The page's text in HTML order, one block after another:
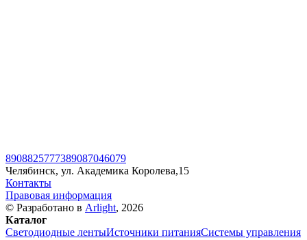
8908825777389087046079
Челябинск, ул. Академика Королева,15
Контакты
Правовая информация
© Разработано в Arlight, 2026
Каталог
Светодиодные лентыИсточники питанияСистемы управления